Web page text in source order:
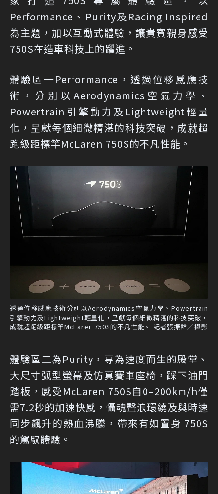
Performance、Purity及Racing Inspired
為主題，加以互動式體驗，讓貴賓親身感受
750S在造車科技上的躍進。
體驗區一Performance，透過位移感應技
術，分別以Aerodynamics空氣力學、
Powertrain引擎動力及Lightweight輕量
化，呈獻每個細微精湛的科技突破，成就超
跑級距標竿McLaren 750S的不凡性能。
透過位移感應技術分別以Aerodynamics空氣力學、Powertrain
引擎動力及Lightweight輕量化，呈獻每個細微精湛的科技突破，
成就超跑級距標竿McLaren 750S的不凡性能。 記者張振群／攝影
體驗區二為Purity，專為速度而生的殿堂、
大尺寸弧型螢幕及仿真賽車座椅，踩下油門
踏板，感受McLaren 750S自0–200km/h僅
需7.2秒的加速快感，懾魂聲浪環繞及與時速
同步飆升的熱血沸騰，帶來有如置身 750S
的駕馭體驗。